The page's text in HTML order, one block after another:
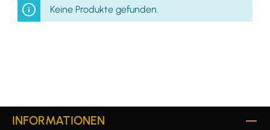
Keine Produkte gefunden.
INFORMATIONEN